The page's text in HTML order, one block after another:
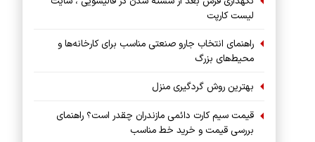
لیست کارپت
راهنمای انتخاب جارو صنعتی مناسب برای کارخانه‌ها و
محیط‌های بزرگ
بهترین روش گردگیری منزل
قیمت سیم کارت دائمی مازندران چقدر است؟ راهنمای
بررسی قیمت و خرید خط مناسب